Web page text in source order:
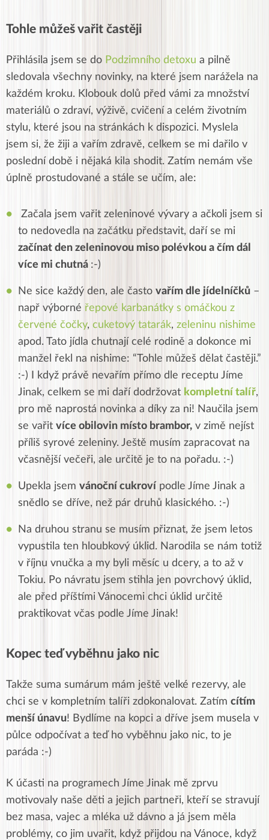
Tohle můžeš vařit častěji
Přihlásila jsem se do Podzimního detoxu a pilně
sledovala všechny novinky, na které jsem narážela na
každém kroku. Klobouk dolů před vámi za množství
materiálů o zdraví, výživě, cvičení a celém životním
stylu, které jsou na stránkách k dispozici. Myslela
jsem si, že žiji a vařím zdravě, celkem se mi dařilo v
poslední době i nějaká kila shodit. Zatím nemám vše
úplně prostudované a stále se učím, ale:
Začala jsem vařit zeleninové vývary a ačkoli jsem si
to nedovedla na začátku představit, daří se mi
začínat den zeleninovou miso polévkou a čím dál
více mi chutná :-)
Ne sice každý den, ale často vařím dle jídelníčků –
např výborné řepové karbanátky s omáčkou z
červené čočky, cuketový tatarák, zeleninu nishime
apod. Tato jídla chutnají celé rodině a dokonce mi
manžel řekl na nishime: “Tohle můžeš dělat častěji.”
:-) I když právě nevařím přímo dle receptu Jíme
Jinak, celkem se mi daří dodržovat kompletní talíř,
pro mě naprostá novinka a díky za ni! Naučila jsem
se vařit více obilovin místo brambor, v zimě nejíst
příliš syrové zeleniny. Ještě musím zapracovat na
včasnější večeři, ale určitě je to na pořadu. :-)
Upekla jsem vánoční cukroví podle Jíme Jinak a
snědlo se dříve, než pár druhů klasického. :-)
Na druhou stranu se musím přiznat, že jsem letos
vypustila ten hloubkový úklid. Narodila se nám totiž
v říjnu vnučka a my byli měsíc u dcery, a to až v
Tokiu. Po návratu jsem stihla jen povrchový úklid,
ale před příštími Vánocemi chci úklid určitě
praktikovat včas podle Jíme Jinak!
Kopec teď vyběhnu jako nic
Takže suma sumárum mám ještě velké rezervy, ale
chci se v kompletním talíři zdokonalovat. Zatím cítím
menší únavu! Bydlíme na kopci a dříve jsem musela v
půlce odpočívat a teď ho vyběhnu jako nic, to je
paráda :-)
K účasti na programech Jíme Jinak mě zprvu
motivovaly naše děti a jejich partneři, kteří se stravují
bez masa, vajec a mléka už dávno a já jsem měla
problémy, co jim uvařit, když přijdou na Vánoce, když